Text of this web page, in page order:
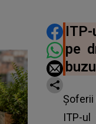
pe
ITP-